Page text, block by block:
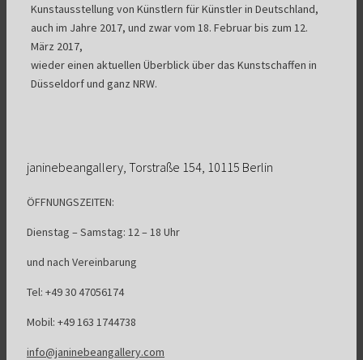
Kunstausstellung von Künstlern für Künstler in Deutschland,
auch im Jahre 2017, und zwar vom 18. Februar bis zum 12.
März 2017,
wieder einen aktuellen Überblick über das Kunstschaffen in
Düsseldorf und ganz NRW.
janinebeangallery, Torstraße 154, 10115 Berlin
ÖFFNUNGSZEITEN:
Dienstag – Samstag: 12 – 18 Uhr
und nach Vereinbarung
Tel: +49 30 47056174
Mobil: +49 163 1744738
info@janinebeangallery.com